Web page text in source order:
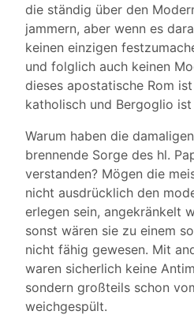
die ständig über den
jammern, aber wenn es
keinen einzigen
und folglich auch keinen
dieses apostatische Rom
katholisch und Bergoglio ist
Warum haben die
brennende Sorge des hl.
verstanden? Mögen die
nicht ausdrücklich den
erlegen sein, angekränkelt
sonst wären sie zu einem
nicht fähig gewesen. Mit
waren sicherlich keine
sondern großteils schon
weichgespült.